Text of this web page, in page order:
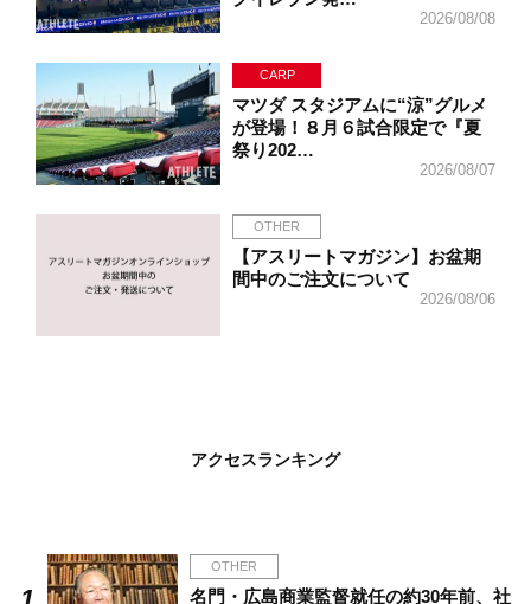
2026/08/08
CARP
マツダ スタジアムに“涼”グルメ
が登場！８月６試合限定で『夏
祭り202…
2026/08/07
OTHER
【アスリートマガジン】お盆期
間中のご注文について
2026/08/06
アクセスランキング
OTHER
名門・広島商業監督就任の約30年前、社